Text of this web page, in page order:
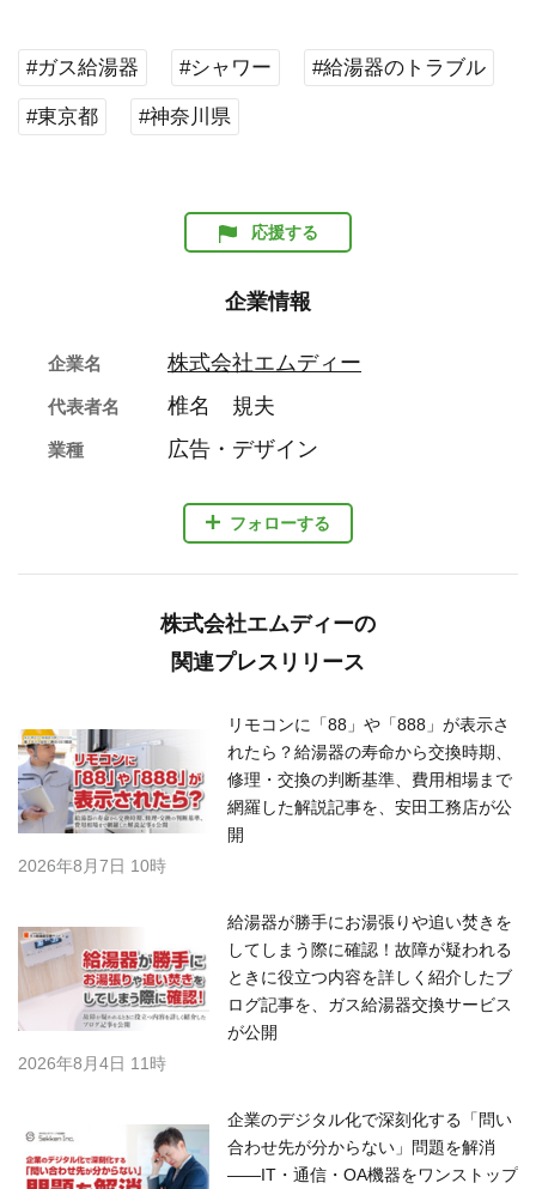
#ガス給湯器 #シャワー #給湯器のトラブル
#東京都 #神奈川県
応援する
企業情報
フォローする
企業名 株式会社エムディー
代表者名 椎名 規夫
業種 広告・デザイン
株式会社エムディーの
関連プレスリリース
リモコンに「88」や「888」が表示さ
れたら？給湯器の寿命から交換時期、
修理・交換の判断基準、費用相場まで
網羅した解説記事を、安田工務店が公
開
2026年8月7日 10時
給湯器が勝手にお湯張りや追い焚きを
してしまう際に確認！故障が疑われる
ときに役立つ内容を詳しく紹介したブ
ログ記事を、ガス給湯器交換サービス
が公開
2026年8月4日 11時
企業のデジタル化で深刻化する「問い
合わせ先が分からない」問題を解消
――IT・通信・OA機器をワンストップ